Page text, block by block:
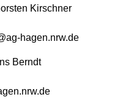
Kirschner
hagen.nrw.de
Berndt